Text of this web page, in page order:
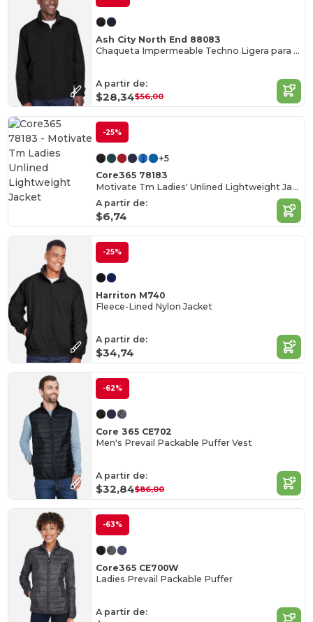
Ash City North End 88083
Chaqueta Impermeable Techno Ligera para Hombre
A partir de:
$28,34$56,00
-25%
+5
Core365 78183
Motivate Tm Ladies' Unlined Lightweight Jacket
A partir de:
$6,74
-25%
Harriton M740
Fleece-Lined Nylon Jacket
A partir de:
$34,74
-62%
Core 365 CE702
Men's Prevail Packable Puffer Vest
A partir de:
$32,84$86,00
-63%
Core365 CE700W
Ladies Prevail Packable Puffer
A partir de: